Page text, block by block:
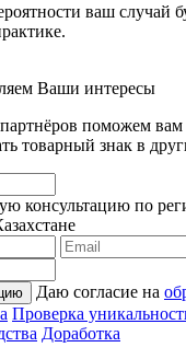
ваш случай
Ваши интересы
поможем вам
товарный знак в
консультацию по
Даю согласие на
Проверка
Доработка